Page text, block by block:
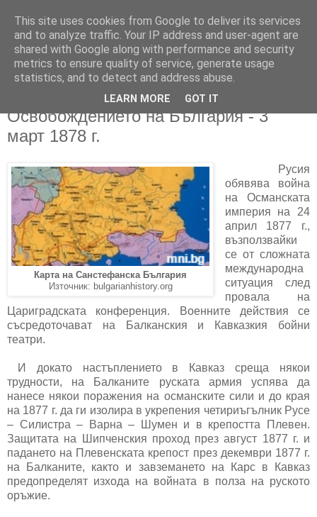
Освобождението на България - 3
март 1878 г.
Карта на Санстефанска България
Източник: bulgarianhistory.org
Русия
обявява война
на Османската
империя на 24
април 1877 г.,
възползвайки
се от сложната
международна
ситуация след
провала на
Цариградската конференция. Военните действия се
съсредоточават на Балканския и Кавказкия бойни
театри.
И докато настъплението в Кавказ среща някои
трудности, на Балканите руската армия успява да
нанесе някои поражения на османските сили и до края
на 1877 г. да ги изолира в укрепения четириъгълник Русе
– Силистра – Варна – Шумен и в крепостта Плевен.
Защитата на Шипченския проход през август 1877 г. и
падането на Плевенската крепост през декември 1877 г.
на Балканите, както и завземането на Карс в Кавказ
предопределят изхода на войната в полза на руското
оръжие.
This site uses cookies from Google to deliver its services
and to analyze traffic. Your IP address and user-agent are
shared with Google along with performance and security
metrics to ensure quality of service, generate usage
statistics, and to detect and address abuse.
LEARN MORE GOT IT